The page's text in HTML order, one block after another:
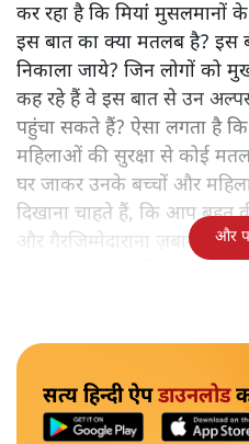
कर रहा है कि मियांं मुसलमानों
इस बात का क्या मतलब है? इस
निकाला जाये? जिन लोगों को
कह रहे हैं वे इस बात से उन
पहुंचा सकते हैं? ऐसा लगता है
महिलाओं की सुरक्षा से कोई
घर जाकर उनके बच्चों और
दिखाना चाहते हैं, कि आप बहुत
और गैरजिम्मेदाराना ज़बानऔर
सत्य हिन्दी ऐपडाउनलोड